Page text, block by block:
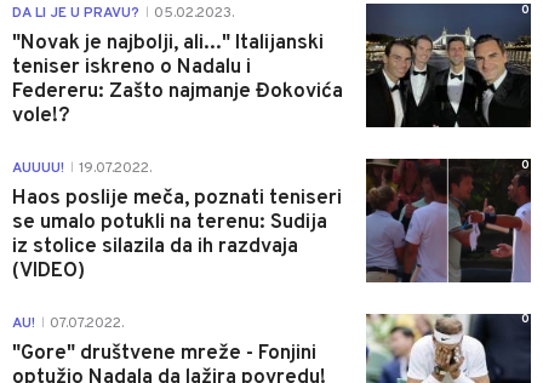
DA LI JE U PRAVU? 05.02.2023.
"Novak je najbolji, ali..." Italijanski
teniser iskreno o Nadalu i
Federeru: Zašto najmanje Đokovića
vole!?
0
AUUUU! 19.07.2022.
Haos poslije meča, poznati teniseri
se umalo potukli na terenu: Sudija
iz stolice silazila da ih razdvaja
(VIDEO)
0
AU! 07.07.2022.
"Gore" društvene mreže - Fonjini
0